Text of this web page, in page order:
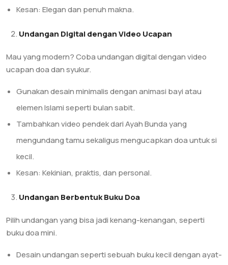
Kesan: Elegan dan penuh makna.
Undangan Digital dengan Video Ucapan
Mau yang modern? Coba undangan digital dengan video
ucapan doa dan syukur.
Gunakan desain minimalis dengan animasi bayi atau
elemen Islami seperti bulan sabit.
Tambahkan video pendek dari Ayah Bunda yang
mengundang tamu sekaligus mengucapkan doa untuk si
kecil.
Kesan: Kekinian, praktis, dan personal.
Undangan Berbentuk Buku Doa
Pilih undangan yang bisa jadi kenang-kenangan, seperti
buku doa mini.
Desain undangan seperti sebuah buku kecil dengan ayat-